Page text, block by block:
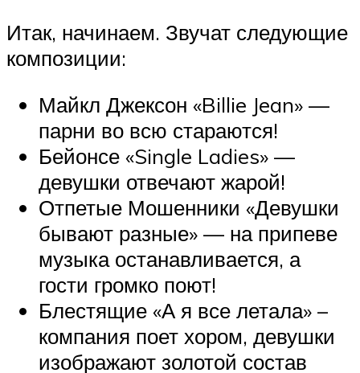
Итак, начинаем. Звучат следующие
композиции:
Майкл Джексон «Billie Jean» —
парни во всю стараются!
Бейонсе «Single Ladies» —
девушки отвечают жарой!
Отпетые Мошенники «Девушки
бывают разные» — на припеве
музыка останавливается, а
гости громко поют!
Блестящие «А я все летала» –
компания поет хором, девушки
изображают золотой состав